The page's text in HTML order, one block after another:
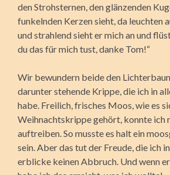
den Strohsternen, den glänzenden
funkelnden Kerzen sieht, da leuchten
und strahlend sieht er mich an und
du das für mich tust, danke Tom!“
Wir bewundern beide den
darunter stehende Krippe, die ich in
habe. Freilich, frisches Moos, wie es
Weihnachtskrippe gehört, konnte ich
auftreiben. So musste es halt ein
sein. Aber das tut der Freude, die ich
erblicke keinen Abbruch. Und wenn